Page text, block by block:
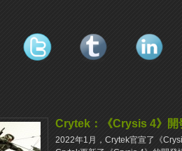
Crytek：《Crysis 4》​​開
2022年1月，Crytek官宣了《